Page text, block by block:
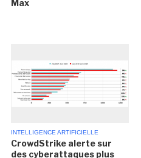
Max
INTELLIGENCE ARTIFICIELLE
CrowdStrike alerte sur
des cyberattaques plus